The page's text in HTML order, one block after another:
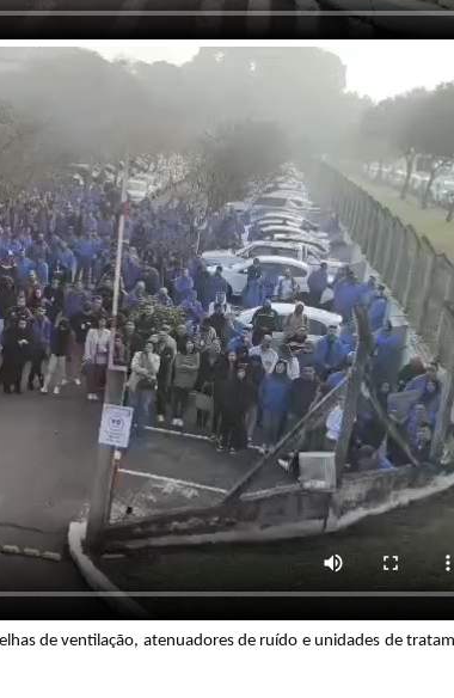
de ventilação, atenuadores de ruído e unidades de